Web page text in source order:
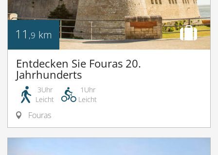
11 ,9 km
Entdecken Sie Fouras 20.
Jahrhunderts
3Uhr
Leicht
1Uhr
Leicht
Fouras